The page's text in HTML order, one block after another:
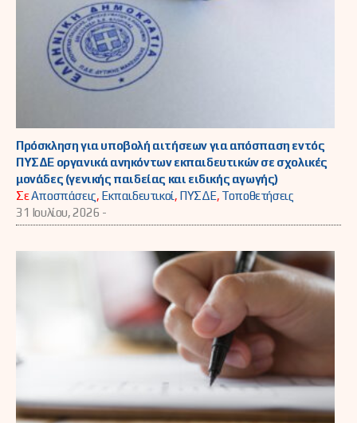
Πρόσκληση για υποβολή αιτήσεων για απόσπαση εντός
ΠΥΣΔΕ οργανικά ανηκόντων εκπαιδευτικών σε σχολικές
μονάδες (γενικής παιδείας και ειδικής αγωγής)
ΣεΑποσπάσεις, Εκπαιδευτικοί, ΠΥΣΔΕ, Τοποθετήσεις
31 Ιουλίου, 2026 -